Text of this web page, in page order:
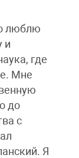
люблю
и
где
Мне
до
с
Я